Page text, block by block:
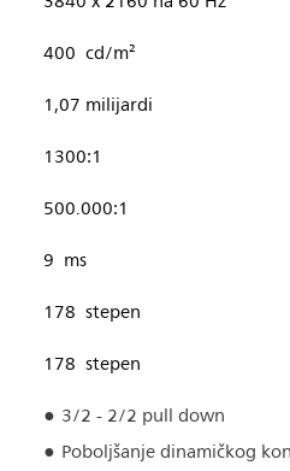
400 cd/m²
1,07 milijardi
1300:1
500.000:1
9 ms
178 stepen
178 stepen
3/2 - 2/2 pull down
Poboljšanje dinamičkog